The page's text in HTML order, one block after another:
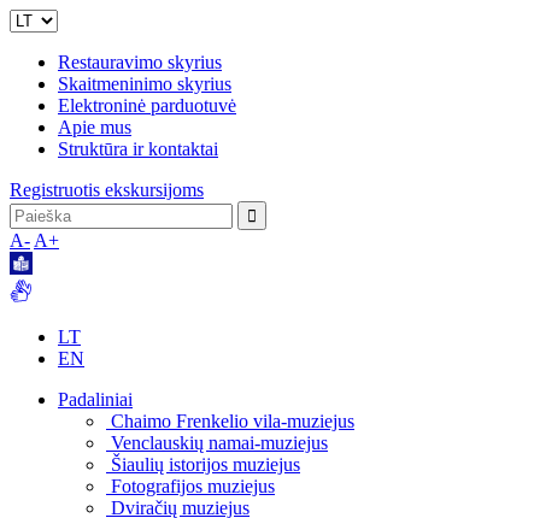
Restauravimo skyrius
Skaitmeninimo skyrius
Elektroninė parduotuvė
Apie mus
Struktūra ir kontaktai
Registruotis ekskursijoms
A- A+
LT
EN
Padaliniai
Chaimo Frenkelio vila-muziejus
Venclauskių namai-muziejus
Šiaulių istorijos muziejus
Fotografijos muziejus
Dviračių muziejus